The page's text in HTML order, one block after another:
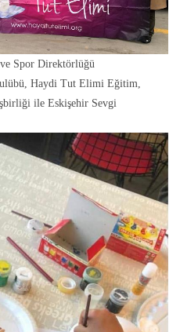
Spor Direktörlüğü
Haydi Tut Elimi Eğitim,
ile Eskişehir Sevgi